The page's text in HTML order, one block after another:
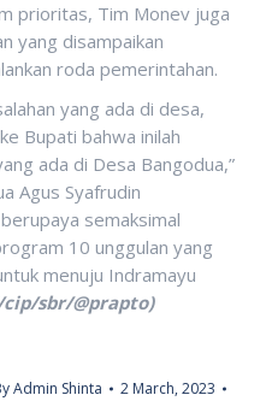
prioritas, Tim Monev juga
yang disampaikan
roda pemerintahan.
yang ada di desa,
Bupati bahwa inilah
ada di Desa Bangodua,”
Agus Syafrudin
semaksimal
10 unggulan yang
menuju Indramayu
sbr/@prapto)
Admin Shinta
2 March, 2023